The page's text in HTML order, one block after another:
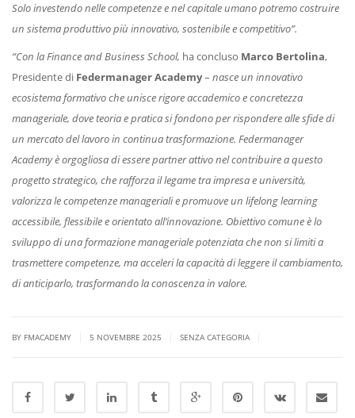
Solo investendo nelle competenze e nel capitale umano potremo costruire
un sistema produttivo più innovativo, sostenibile e competitivo”.
“Con la Finance and Business School, ha concluso Marco Bertolina,
Presidente di FedermanagerAcademy– nasce un innovativo
ecosistema formativo che unisce rigore accademico e concretezza
manageriale, dove teoria e pratica si fondono per rispondere alle sfide di
un mercato del lavoro in continua trasformazione. Federmanager
Academy è orgogliosa di essere partner attivo nel contribuire a questo
progetto strategico, che rafforza il legame tra impresa e università,
valorizza le competenze manageriali e promuove un lifelong learning
accessibile, flessibile e orientato all’innovazione. Obiettivo comune è lo
sviluppo di una formazione manageriale potenziata che non si limiti a
trasmettere competenze, ma acceleri la capacità di leggere il cambiamento,
di anticiparlo, trasformando la conoscenza in valore.
BY FMACADEMY 5 NOVEMBRE 2025 SENZA CATEGORIA